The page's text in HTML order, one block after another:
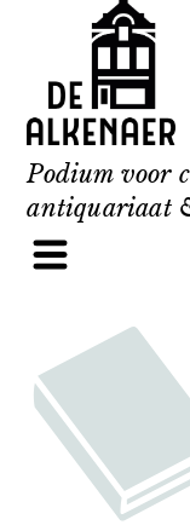
content
Podium voor
antiquariaat